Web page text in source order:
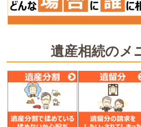
遺産相続のメ